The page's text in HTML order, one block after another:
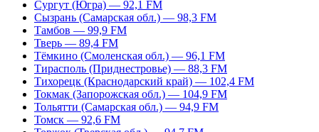
Сургут (Югра) — 92,1 FM
Сызрань (Самарская обл.) — 98,3 FM
Тамбов — 99,9 FM
Тверь — 89,4 FM
Тёмкино (Смоленская обл.) — 96,1 FM
Тирасполь (Приднестровье) — 88,3 FM
Тихорецк (Краснодарский край) — 102,4 FM
Токмак (Запорожская обл.) — 104,9 FM
Тольятти (Самарская обл.) — 94,9 FM
Томск — 92,6 FM